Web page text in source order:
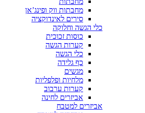
מחבתות ווק ופינג’אן
סירים לאינדוקציה
כלי הגשה וחלוקה
כוסות זכוכית
קערות הגשה
כלי הגשה
כף גלידה
מגשים
מלחיות ופלפליות
קערות ערבוב
אביזרים לחינה
אביזרים למטבח